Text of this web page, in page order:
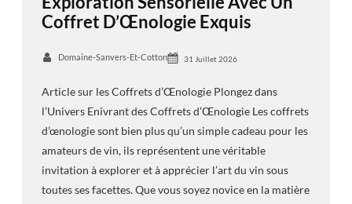
Coffret D’Œnologie Exquis
Domaine-Sanvers-Et-Cotton 31 Juillet 2026
Article sur les Coffrets d’Œnologie Plongez dans
l’Univers Enivrant des Coffrets d’Œnologie Les coffrets
d’œnologie sont bien plus qu’un simple cadeau pour les
amateurs de vin, ils représentent une véritable
invitation à explorer et à apprécier l’art du vin sous
toutes ses facettes. Que vous soyez novice en la matière